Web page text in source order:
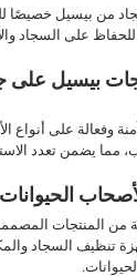
من بيسيل خصيصًا
للحفاظ على السجاد
بيسيل على
وفعالة على أنواع
مما يضمن تعدد
الحيوانات
المنتجات
تنظيف السجاد